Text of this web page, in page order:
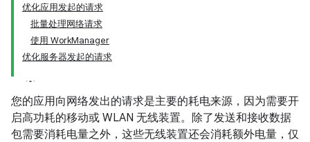
优化应用发起的请求
批量处理网络请求
使用 WorkManager
优化服务器发起的请求
您的应用向网络发出的请求是主要的耗电来源，因为需要开
启高功耗的移动或 WLAN 无线装置。除了发送和接收数据
包需要消耗电量之外，这些无线装置还会消耗额外电量，仅